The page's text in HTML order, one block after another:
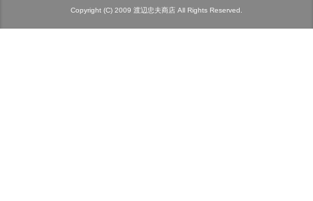
Copyright (C) 2009 渡辺忠夫商店 All Rights Reserved.